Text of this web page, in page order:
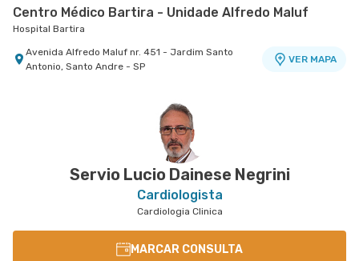
Centro Médico Bartira - Unidade Alfredo Maluf
Hospital Bartira
Avenida Alfredo Maluf nr. 451 - Jardim Santo
Antonio, Santo Andre - SP
VER MAPA
Rua Jose de Melo nr. 180 - Vila Dora, Santo Andre
Avenida Alvaro Guimaraes nr. 3033 - Assuncao,
Servio Lucio Dainese Negrini
Cardiologista
Cardiologia Clinica
MARCAR CONSULTA